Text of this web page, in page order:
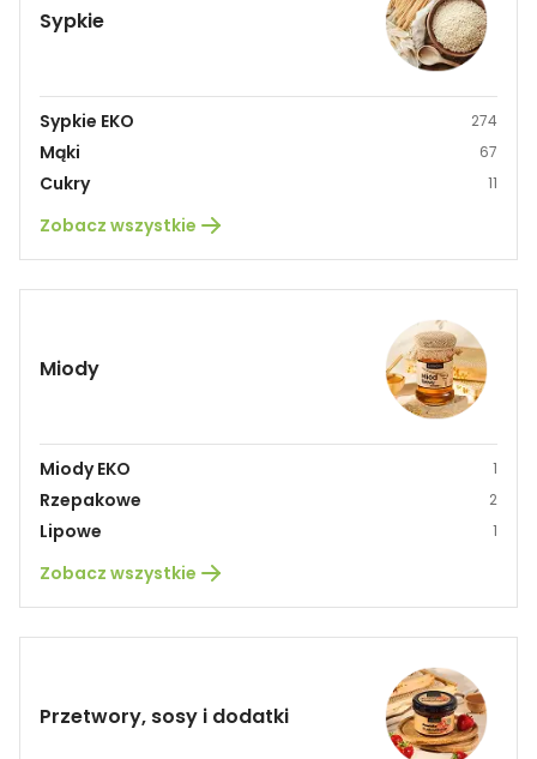
Sypkie
Sypkie EKO 274
Mąki 67
Cukry 11
Zobacz wszystkie
Miody
Miody EKO 1
Rzepakowe 2
Lipowe 1
Zobacz wszystkie
Przetwory, sosy i dodatki